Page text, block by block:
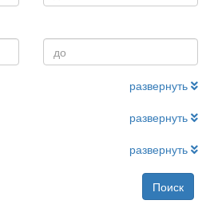
развернуть
развернуть
развернуть
Поиск